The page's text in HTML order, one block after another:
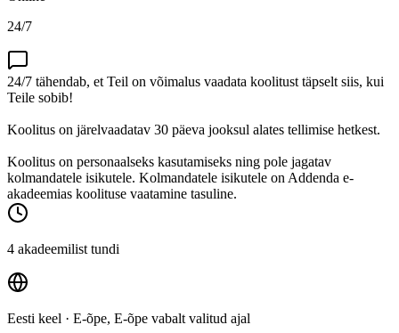
24/7
24/7 tähendab, et Teil on võimalus vaadata koolitust täpselt siis, kui
Teile sobib!
Koolitus on järelvaadatav 30 päeva jooksul alates tellimise hetkest.
Koolitus on personaalseks kasutamiseks ning pole jagatav
kolmandatele isikutele. Kolmandatele isikutele on Addenda e-
akadeemias koolituse vaatamine tasuline.
4 akadeemilist tundi
Eesti keel · E-õpe, E-õpe vabalt valitud ajal